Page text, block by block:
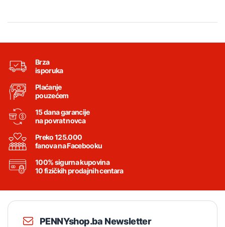
Brza
isporuka
Plaćanje
pouzećem
15 dana garancije
na povrat novca
Preko 125.000
fanova na Facebooku
100% sigurna kupovina
10 fizičkih prodajnih centara
PENNYshop.ba Newsletter